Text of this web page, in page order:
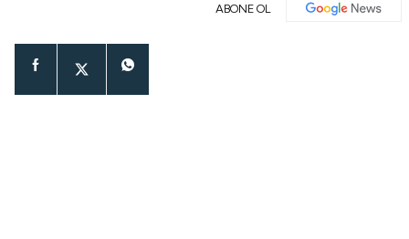
ABONE OL